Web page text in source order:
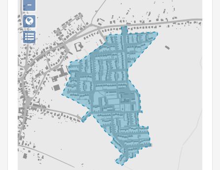
Persoon of collectief
Downloads
Hergebruik
Aanmelden
−